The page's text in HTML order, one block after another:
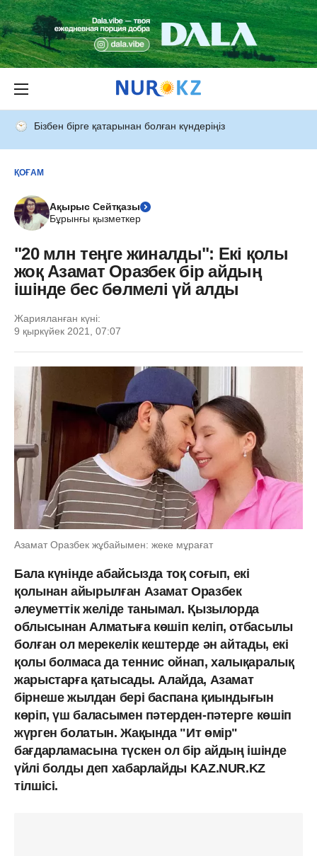
Бізбен бірге қатарынан болған күндеріңіз
ҚОҒАМ
Ақырыс Сейтқазы
Бұрынғы қызметкер
"20 млн теңге жиналды": Екі қолы
жоқ Азамат Оразбек бір айдың
ішінде бес бөлмелі үй алды
Жарияланған күні:
9 қыркүйек 2021, 07:07
Азамат Оразбек жұбайымен: жеке мұрағат
Бала күнінде абайсызда тоқ соғып, екі
қолынан айырылған Азамат Оразбек
әлеуметтік желіде танымал. Қызылорда
облысынан Алматыға көшіп келіп, отбасылы
болған ол мерекелік кештерде ән айтады, екі
қолы болмаса да теннис ойнап, халықаралық
жарыстарға қатысады. Алайда, Азамат
бірнеше жылдан бері баспана қиындығын
көріп, үш баласымен пәтерден-пәтерге көшіп
жүрген болатын. Жақында "Ит өмір"
бағдарламасына түскен ол бір айдың ішінде
үйлі болды деп хабарлайды KAZ.NUR.KZ
тілшісі.